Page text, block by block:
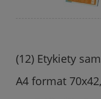
(12) Etykiety
A4 format